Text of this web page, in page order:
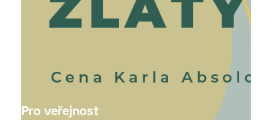
Pro veřejnost